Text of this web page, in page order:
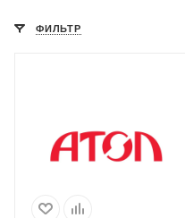
ФИЛЬТР